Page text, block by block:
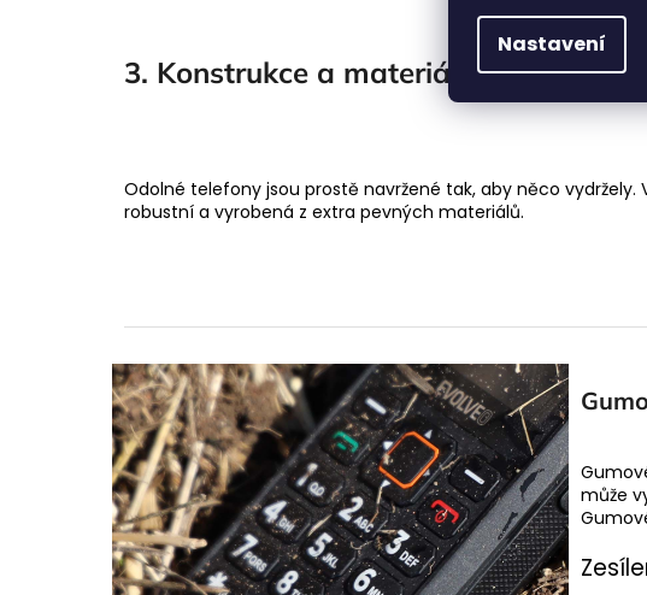
Nastavení
3. Konstrukce a materiály
Odolné telefony jsou prostě navržené tak, aby něco
robustní a vyrobená z extra pevných materiálů.
může